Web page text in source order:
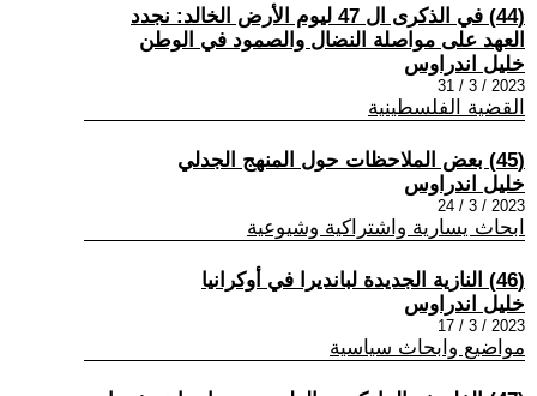
(44) في الذكرى ال 47 ليوم الأرض الخالد: نجدد
العهد على مواصلة النضال والصمود في الوطن
خليل اندراوس
2023 / 3 / 31
القضية الفلسطينية
(45) بعض الملاحظات حول المنهج الجدلي
خليل اندراوس
2023 / 3 / 24
ابحاث يسارية واشتراكية وشيوعية
(46) النازية الجديدة لبانديرا في أوكرانيا
خليل اندراوس
2023 / 3 / 17
مواضيع وابحاث سياسية